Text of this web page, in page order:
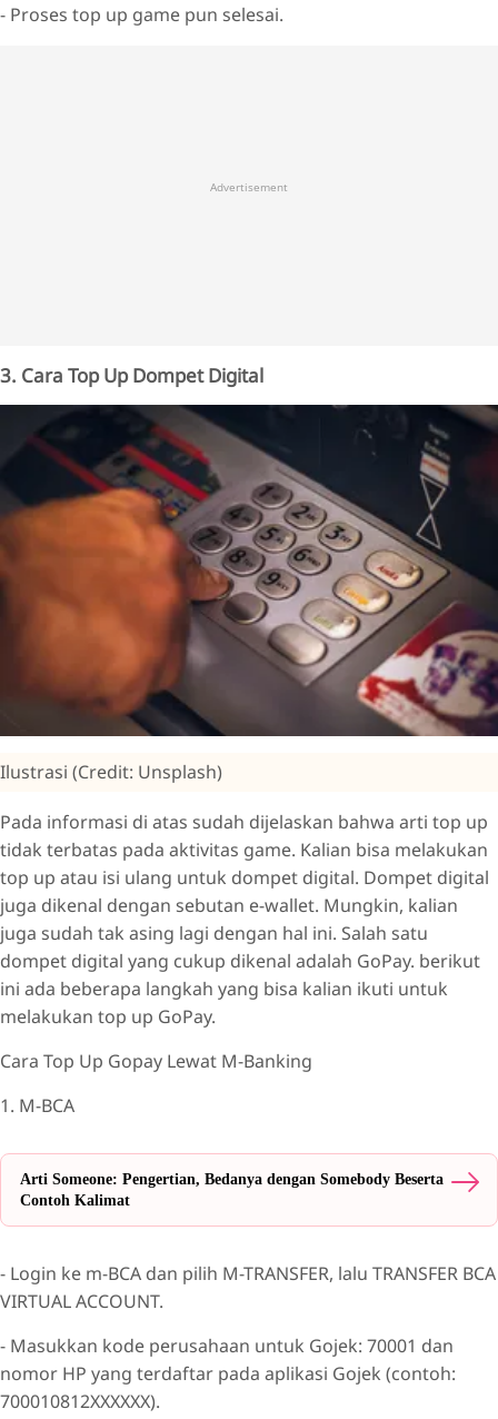
- Proses top up game pun selesai.
Advertisement
3. Cara Top Up Dompet Digital
Ilustrasi (Credit: Unsplash)
Pada informasi di atas sudah dijelaskan bahwa arti top up
tidak terbatas pada aktivitas game. Kalian bisa melakukan
top up atau isi ulang untuk dompet digital. Dompet digital
juga dikenal dengan sebutan e-wallet. Mungkin, kalian
juga sudah tak asing lagi dengan hal ini. Salah satu
dompet digital yang cukup dikenal adalah GoPay. berikut
ini ada beberapa langkah yang bisa kalian ikuti untuk
melakukan top up GoPay.
Cara Top Up Gopay Lewat M-Banking
1. M-BCA
Arti Someone: Pengertian, Bedanya dengan Somebody Beserta
Contoh Kalimat
- Login ke m-BCA dan pilih M-TRANSFER, lalu TRANSFER BCA
VIRTUAL ACCOUNT.
- Masukkan kode perusahaan untuk Gojek: 70001 dan
nomor HP yang terdaftar pada aplikasi Gojek (contoh:
700010812XXXXXX).